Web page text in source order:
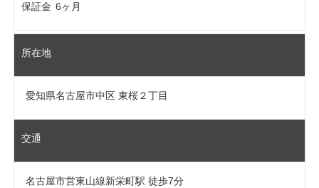
保証金 6ヶ月
所在地
愛知県名古屋市中区 東桜２丁目
交通
名古屋市営東山線新栄町駅 徒歩7分